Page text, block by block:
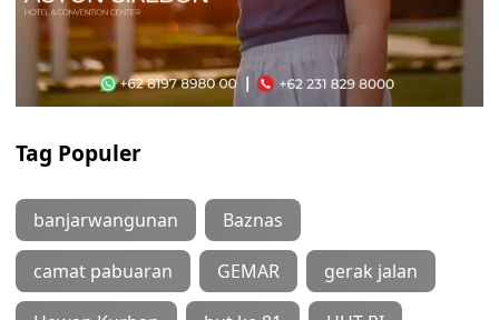
Tag Populer
banjarwangunan Baznas
camat pabuaran GEMAR gerak jalan